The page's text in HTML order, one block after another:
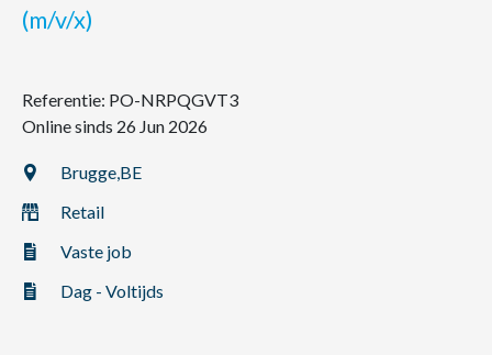
My AGO
NL FR EN
(m/v/x)
Referentie: PO-NRPQGVT3
Online sinds 26 Jun 2026
Brugge,BE
Retail
Vaste job
Dag - Voltijds